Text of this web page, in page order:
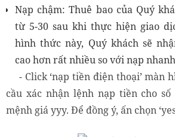
Nạp chậm: Thuê bao của Quý
từ 5-30 sau khi thực hiện giao
hình thức này, Quý khách sẽ
cao hơn rất nhiều so với nạp
- Click ‘nạp tiền điện thoại’ màn
cầu xác nhận lệnh nạp tiền cho
mệnh giá yyy. Để đồng ý, ấn chọn